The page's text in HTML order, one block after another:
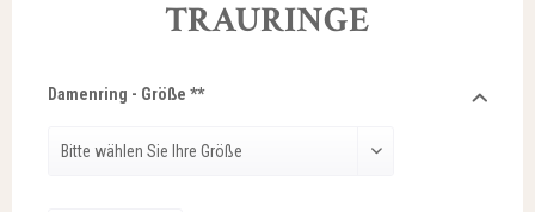
TRAURINGE
Damenring - Größe **